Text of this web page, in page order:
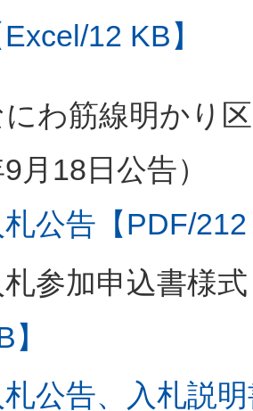
Excel/12 KB】
にわ筋線明かり
月18日公告）
札公告【PDF/
札参加申込書様式
】
札公告、入札説